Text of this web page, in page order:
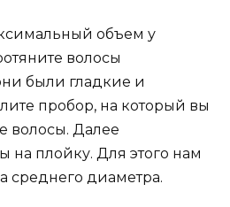
объем у
волосы
были гладкие и
пробор, на который вы
волосы. Далее
на плойку. Для этого нам
среднего диаметра.